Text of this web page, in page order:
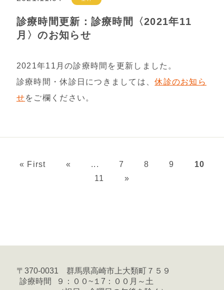
診療時間更新：診療時間〈2021年11
月〉のお知らせ
2021年11月の診療時間を更新しました。
診療時間・休診日につきましては、休診のお知ら
せをご欄ください。
« First « ... 7 8 9
10
11
»
〒370-0031 群馬県高崎市上大類町７５９
診療時間
９：００~１7：００月～土